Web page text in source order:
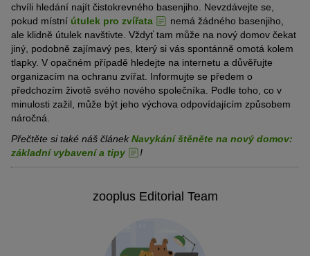
chvíli hledání najít čistokrevného basenjiho. Nevzdávejte se,
pokud místní útulek pro zvířata
nemá žádného basenjiho,
ale klidně útulek navštivte. Vždyť tam může na nový domov čekat
jiný, podobně zajímavý pes, který si vás spontánně omotá kolem
tlapky. V opačném případě hledejte na internetu a důvěřujte
organizacím na ochranu zvířat. Informujte se předem o
předchozím životě svého nového společníka. Podle toho, co v
minulosti zažil, může být jeho výchova odpovídajícím způsobem
náročná.
Přečtěte si také náš článek Navykání štěněte na nový domov:
základní vybavení a tipy
!
zooplus Editorial Team